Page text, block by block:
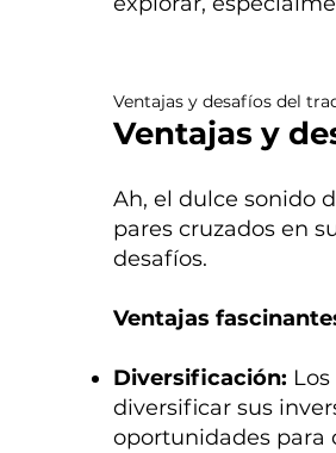
Ventajas y desafíos del
Ventajas y
Ah, el dulce sonido
pares cruzados en
desafíos.
Ventajas
Diversificación:
diversificar sus
oportunidades para